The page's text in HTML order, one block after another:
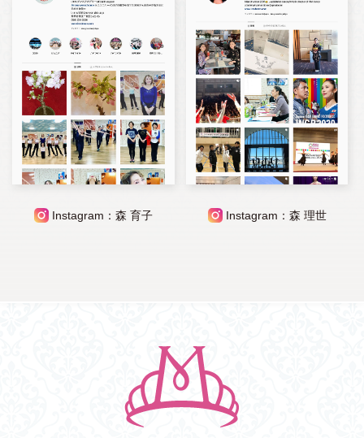
Instagram：森 育子 Instagram：森 理世